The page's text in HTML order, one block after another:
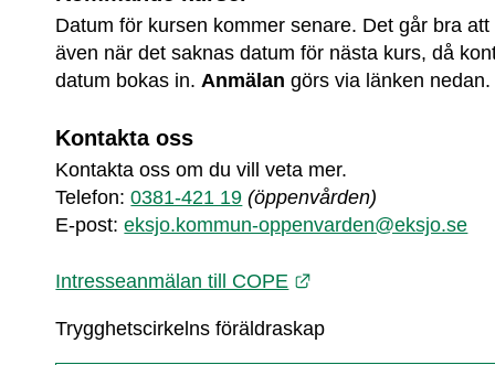
Datum för kursen kommer senare. Det går bra
även när det saknas datum för nästa kurs, då
datum bokas in. Anmälan görs via länken nedan.
Kontakta oss
Kontakta oss om du vill veta mer.
Telefon: 0381-421 19 (öppenvården)
E-post: eksjo.kommun-oppenvarden@eksjo.se
Intresseanmälan till COPE Länk till annan
Trygghetscirkelns föräldraskap